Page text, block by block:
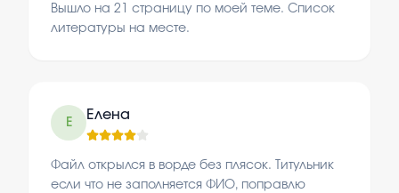
Вышло на 21 страницу по моей теме. Список
литературы на месте.
Е
Елена
Файл открылся в ворде без плясок. Титульник
если что не заполняется ФИО, поправлю